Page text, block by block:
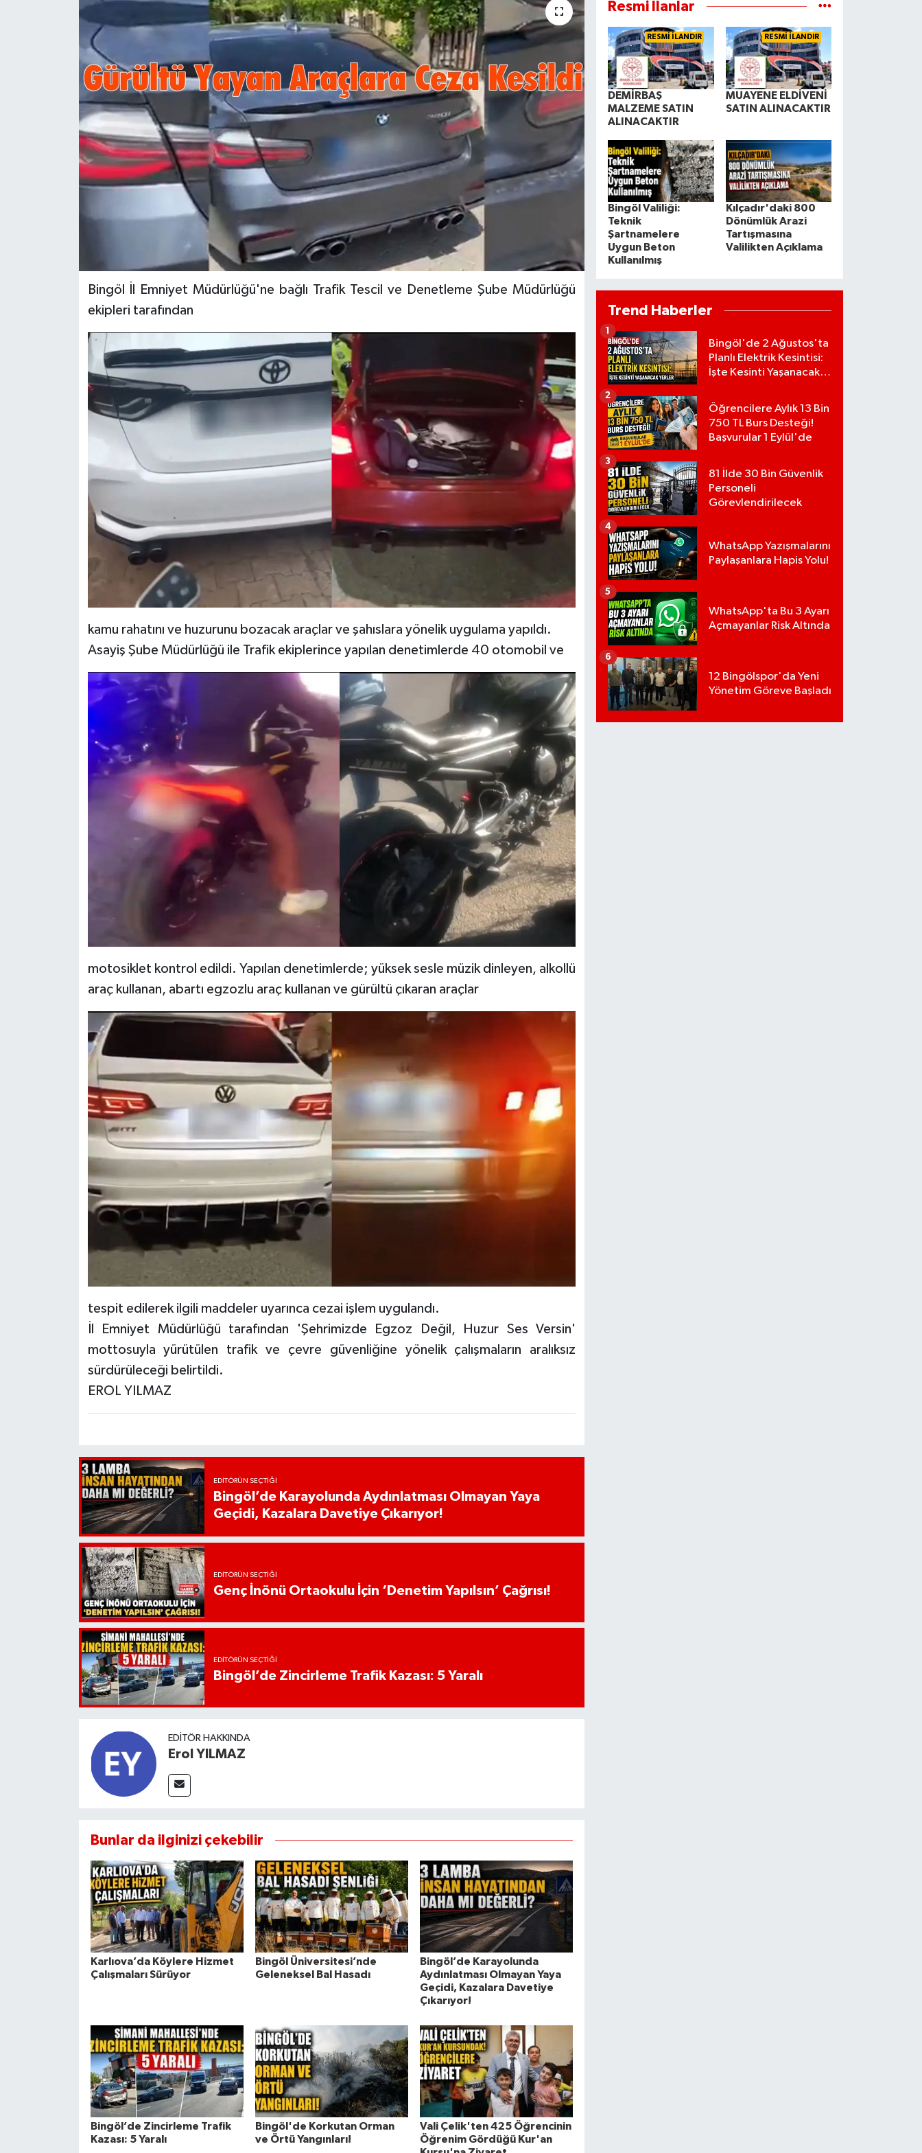
Bingöl İl Emniyet Müdürlüğü'ne bağlı Trafik Tescil ve Denetleme Şube Müdürlüğü
ekipleri tarafından
kamu rahatını ve huzurunu bozacak araçlar ve şahıslara yönelik uygulama yapıldı.
Asayiş Şube Müdürlüğü ile Trafik ekiplerince yapılan denetimlerde 40 otomobil ve
motosiklet kontrol edildi. Yapılan denetimlerde; yüksek sesle müzik dinleyen, alkollü
araç kullanan, abartı egzozlu araç kullanan ve gürültü çıkaran araçlar
tespit edilerek ilgili maddeler uyarınca cezai işlem uygulandı.
İl Emniyet Müdürlüğü tarafından 'Şehrimizde Egzoz Değil, Huzur Ses Versin'
mottosuyla yürütülen trafik ve çevre güvenliğine yönelik çalışmaların aralıksız
sürdürüleceği belirtildi.
EROL YILMAZ
EDITÖRÜN SEÇTIĞI
Bingöl’de Karayolunda Aydınlatması Olmayan Yaya
Geçidi, Kazalara Davetiye Çıkarıyor!
EDITÖRÜN SEÇTIĞI
Genç İnönü Ortaokulu İçin ‘Denetim Yapılsın’ Çağrısı!
EDITÖRÜN SEÇTIĞI
Bingöl’de Zincirleme Trafik Kazası: 5 Yaralı
EDITÖR HAKKINDA
Erol YILMAZ
Bunlar da ilginizi çekebilir
Karlıova’da Köylere Hizmet
Çalışmaları Sürüyor
Bingöl Üniversitesi’nde
Geleneksel Bal Hasadı
Bingöl’de Karayolunda
Aydınlatması Olmayan Yaya
Geçidi, Kazalara Davetiye
Çıkarıyor!
Bingöl’de Zincirleme Trafik
Kazası: 5 Yaralı
Bingöl'de Korkutan Orman
ve Örtü Yangınları!
Vali Çelik'ten 425 Öğrencinin
Öğrenim Gördüğü Kur'an
Resmi İlanlar
RESMİ İLANDIR
DEMİRBAŞ
MALZEME SATIN
ALINACAKTIR
RESMİ İLANDIR
MUAYENE ELDİVENİ
SATIN ALINACAKTIR
Bingöl Valiliği:
Teknik
Şartnamelere
Uygun Beton
Kullanılmış
Kılçadır'daki 800
Dönümlük Arazi
Tartışmasına
Valilikten Açıklama
Trend Haberler
Bingöl'de 2 Ağustos'ta
Planlı Elektrik Kesintisi:
İşte Kesinti Yaşanacak
1
Öğrencilere Aylık 13 Bin
750 TL Burs Desteği!
Başvurular 1 Eylül'de
2
81 İlde 30 Bin Güvenlik
Personeli
Görevlendirilecek
3
WhatsApp Yazışmalarını
Paylaşanlara Hapis Yolu!
4
WhatsApp'ta Bu 3 Ayarı
Açmayanlar Risk Altında
5
12 Bingölspor'da Yeni
Yönetim Göreve Başladı
6
MERKEZ
RESMİ İLANLAR
SAĞLIK
SİYASET
YAYLADERE